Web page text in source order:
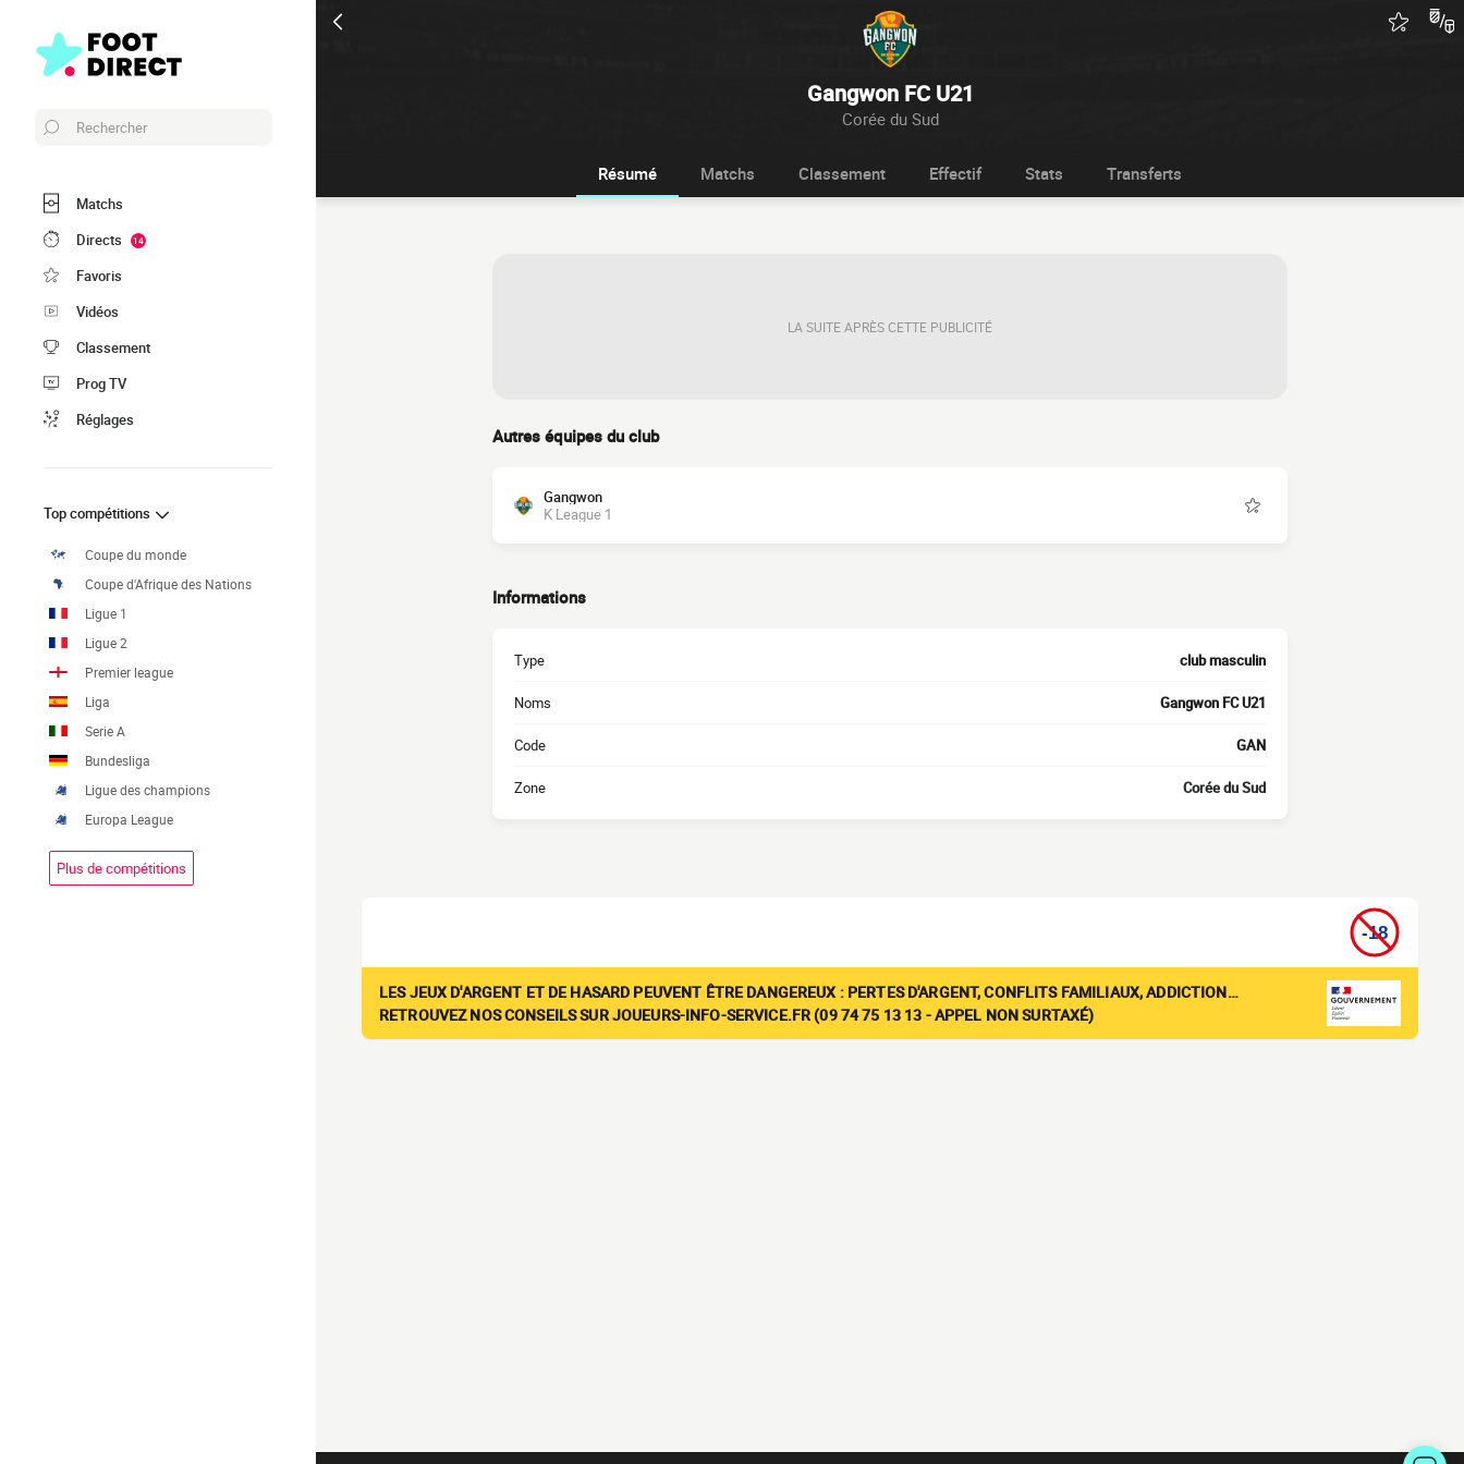
Gangwon FC U21
Corée du Sud
Rechercher
Matchs
Directs
14
Favoris
Vidéos
Classement
Prog TV
Réglages
Top compétitions
Coupe du monde
Coupe d'Afrique des Nations
Ligue 1
Ligue 2
Premier league
Liga
Serie A
Bundesliga
Ligue des champions
Europa League
Plus de compétitions
Résumé Matchs Classement Effectif Stats Transferts
LA SUITE APRÈS CETTE PUBLICITÉ
Autres équipes du club
Gangwon
K League 1
Informations
Type club masculin
Noms Gangwon FC U21
Code GAN
Zone Corée du Sud
LES JEUX D'ARGENT ET DE HASARD PEUVENT ÊTRE DANGEREUX : PERTES D'ARGENT, CONFLITS FAMILIAUX, ADDICTION…
RETROUVEZ NOS CONSEILS SUR JOUEURS-INFO-SERVICE.FR (09 74 75 13 13 - APPEL NON SURTAXÉ)